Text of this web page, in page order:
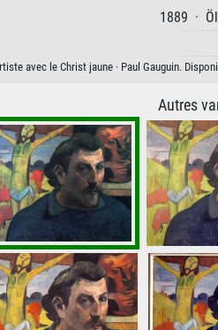
1889 ·
avec le Christ jaune · Paul Gauguin.
Autres